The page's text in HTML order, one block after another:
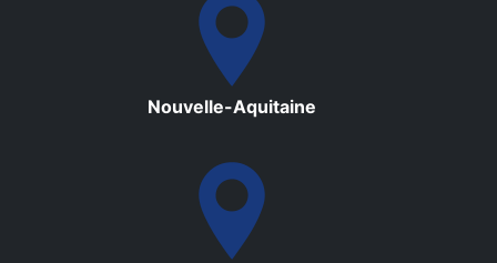
Nouvelle-Aquitaine